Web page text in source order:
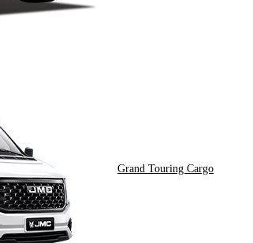
Grand Touring Cargo